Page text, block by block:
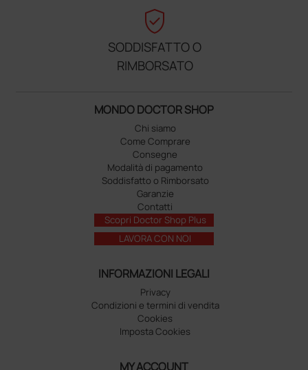
verified_user
SODDISFATTO O
RIMBORSATO
MONDO DOCTOR SHOP
Chi siamo
Come Comprare
Consegne
Modalità di pagamento
Soddisfatto o Rimborsato
Garanzie
Contatti
Scopri Doctor Shop Plus
LAVORA CON NOI
INFORMAZIONI LEGALI
Privacy
Condizioni e termini di vendita
Cookies
Imposta Cookies
MY ACCOUNT